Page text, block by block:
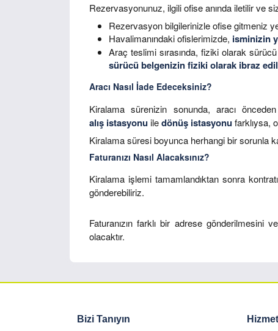
Rezervasyonunuz, ilgili ofise anında iletilir ve
Rezervasyon bilgilerinizle ofise gitmeniz
Havalimanındaki ofislerimizde, isminizin
Araç teslimi sırasında, fiziki olarak
sürücü belgenizin fiziki olarak ibraz
Aracı Nasıl İade Edeceksiniz?
Kiralama sürenizin sonunda, aracı
alış istasyonuiledönüş istasyonufarklıysa,
Kiralama süresi boyunca herhangi bir sorunla
Faturanızı Nasıl Alacaksınız?
Kiralama işlemi tamamlandıktan sonra
gönderebiliriz.
Faturanızın farklı bir adrese gönderilmesini
olacaktır.
Bizi Tanıyın